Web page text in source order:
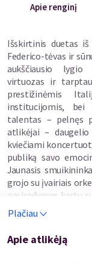
Apie renginį
Išskirtinis duetas
Federico-tėvas ir
aukščiausio lygio
virtuozas ir
prestižinėmis
institucijomis, bei
talentas – pelnęs
atlikėjai –
kviečiami
publiką savo
Jaunasis
grojo su įvairiais
pasirodymas kartu
tūkstančių
Japonijoje „Expo
orkestru , kartu su
šiuo metu dėsto
Plačiau
Apie atlikėją